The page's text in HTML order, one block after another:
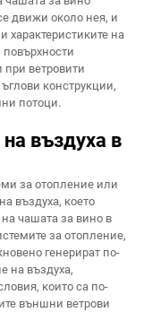
движи около нея, и
характеристиките на
при ветровити
конструкции,
потоци.
въздуха в
за отопление или
въздуха, което
чашата за вино в
за отопление,
генерират по-
на въздуха,
които са по-
външни ветрови